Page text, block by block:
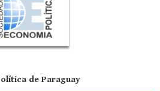
de Paraguay